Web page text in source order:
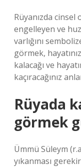
Rüyanızda
engelleyen ve
varlığını
görmek,
kalacağı ve
kaçıracağınız
Rüyada
görmek
Ümmü Süleym
yıkanması